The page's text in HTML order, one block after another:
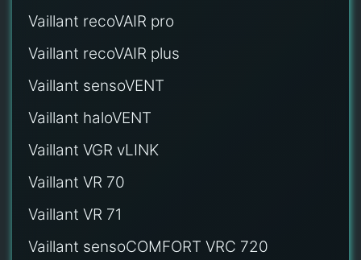
Vaillant recoVAIR pro
Vaillant recoVAIR plus
Vaillant sensoVENT
Vaillant haloVENT
Vaillant VGR vLINK
Vaillant VR 70
Vaillant VR 71
Vaillant sensoCOMFORT VRC 720